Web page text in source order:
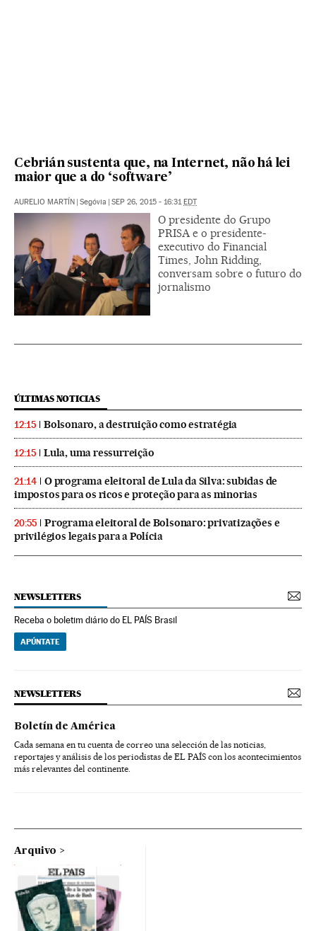
Cebrián sustenta que, na Internet, não há lei
maior que a do ‘software’
AURELIO MARTÍN Segóvia SEP 26, 2015 - 16:31 EDT
O presidente do Grupo
PRISA e o presidente-
executivo do Financial
Times, John Ridding,
conversam sobre o futuro do
jornalismo
ÚLTIMAS NOTICIAS
12:15 Bolsonaro, a destruição como estratégia
12:15 Lula, uma ressurreição
21:14
O programa eleitoral de Lula da Silva: subidas de
impostos para os ricos e proteção para as minorias
20:55
Programa eleitoral de Bolsonaro: privatizações e
privilégios legais para a Polícia
NEWSLETTERS
Receba o boletim diário do EL PAÍS Brasil
APÚNTATE
NEWSLETTERS
Boletín de América
Cada semana en tu cuenta de correo una selección de las noticias,
reportajes y análisis de los periodistas de EL PAÍS con los acontecimientos
más relevantes del continente.
Arquivo